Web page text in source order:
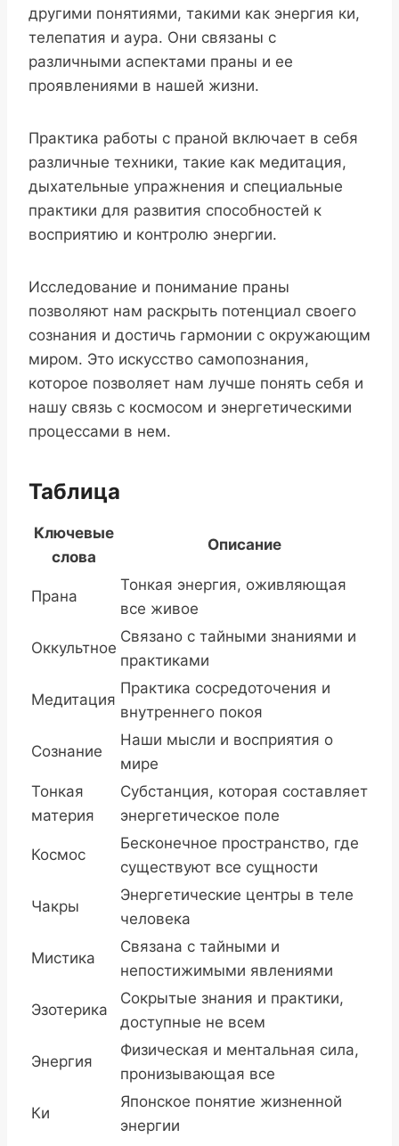
другими понятиями, такими как энергия ки,
телепатия и аура. Они связаны с
различными аспектами праны и ее
проявлениями в нашей жизни.
Практика работы с праной включает в себя
различные техники, такие как медитация,
дыхательные упражнения и специальные
практики для развития способностей к
восприятию и контролю энергии.
Исследование и понимание праны
позволяют нам раскрыть потенциал своего
сознания и достичь гармонии с окружающим
миром. Это искусство самопознания,
которое позволяет нам лучше понять себя и
нашу связь с космосом и энергетическими
процессами в нем.
Таблица
Ключевые
слова
Описание
Прана
Тонкая энергия, оживляющая
все живое
Оккультное
Связано с тайными знаниями и
практиками
Медитация
Практика сосредоточения и
внутреннего покоя
Сознание
Наши мысли и восприятия о
мире
Тонкая
материя
Субстанция, которая составляет
энергетическое поле
Космос
Бесконечное пространство, где
существуют все сущности
Чакры
Энергетические центры в теле
человека
Мистика
Связана с тайными и
непостижимыми явлениями
Эзотерика
Сокрытые знания и практики,
доступные не всем
Энергия
Физическая и ментальная сила,
пронизывающая все
Ки
Японское понятие жизненной
энергии